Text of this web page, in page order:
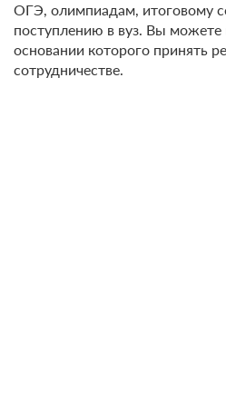
ОГЭ, олимпиадам, итоговому
поступлению в вуз. Вы можете
основании которого принять
сотрудничестве.